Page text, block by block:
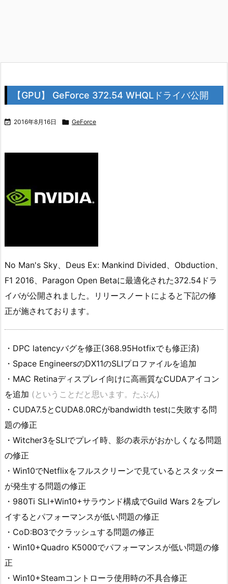
【GPU】 GeForce 372.54 WHQLドライバ公開
 2016年8月16日  GeForce
No Man's Sky、Deus Ex: Mankind Divided、Obduction、
F1 2016、Paragon Open Betaに最適化された372.54ドラ
イバが公開されました。リリースノートによると下記の修
正が施されております。
・DPC latencyバグを修正(368.95Hotfixでも修正済)
・Space EngineersのDX11のSLIプロファイルを追加
・MAC Retinaディスプレイ向けに高画質なCUDAアイコン
を追加 (ということだと思います。たぶん)
・CUDA7.5とCUDA8.0RCがbandwidth testに失敗する問
題の修正
・Witcher3をSLIでプレイ時、影の表示がおかしくなる問題
の修正
・Win10でNetflixをフルスクリーンで見ているとスタッター
が発生する問題の修正
・980Ti SLI+Win10+サラウンド構成でGuild Wars 2をプレ
イするとパフォーマンスが低い問題の修正
・CoD:BO3でクラッシュする問題の修正
・Win10+Quadro K5000でパフォーマンスが低い問題の修
正
・Win10+Steamコントローラ使用時の不具合修正